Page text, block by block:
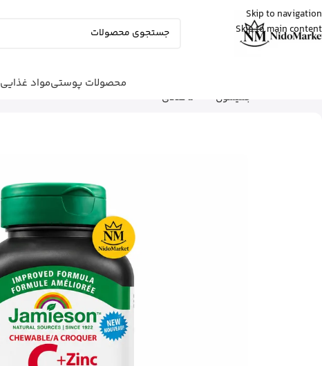
Skip to navigation
Skip to main content
محصولات پوستیمواد غذایی محصولات بهداشتی|مکمل‌ها|
جمیسون – 500 عددی
علیاز ساری
بالم سیکاپلاست لاروش پوزای رو خرید کرد